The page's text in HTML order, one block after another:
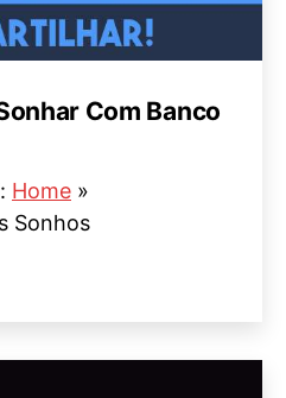
Com Banco
Home »
Sonhos